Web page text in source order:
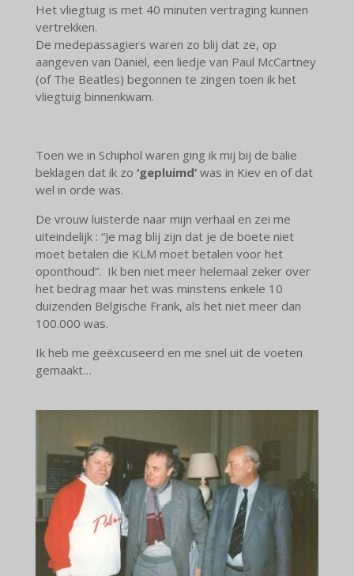
Het vliegtuig is met 40 minuten vertraging kunnen
vertrekken.
De medepassagiers waren zo blij dat ze, op
aangeven van Daniël, een liedje van Paul McCartney
(of The Beatles) begonnen te zingen toen ik het
vliegtuig binnenkwam.
Toen we in Schiphol waren ging ik mij bij de balie
beklagen dat ik zo ‘gepluimd’was in Kiev en of dat
wel in orde was.
De vrouw luisterde naar mijn verhaal en zei me
uiteindelijk : “Je mag blij zijn dat je de boete niet
moet betalen die KLM moet betalen voor het
oponthoud”. Ik ben niet meer helemaal zeker over
het bedrag maar het was minstens enkele 10
duizenden Belgische Frank, als het niet meer dan
100.000 was.
Ik heb me geëxcuseerd en me snel uit de voeten
gemaakt…